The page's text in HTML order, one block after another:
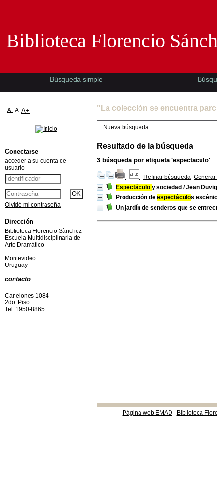
"La colección se encuentra
Nueva búsqueda
Resultado de la búsqueda
3 búsqueda por etiqueta 'espectaculo'
Refinar búsqueda Generar
Espectáculo y sociedad /Jean
Producción de espectáculos
Un jardín de senderos que se
Página web EMAD Biblioteca
Biblioteca Florencio
Búsqueda simple
A- A A+
Conectarse
acceder a su cuenta de
usuario
Olvidé mi contraseña
Dirección
Biblioteca Florencio Sànchez -
Escuela Multidisciplinaria de
Arte Dramàtico
Montevideo
Uruguay
contacto
Canelones 1084
2do. Piso
Tel: 1950-8865